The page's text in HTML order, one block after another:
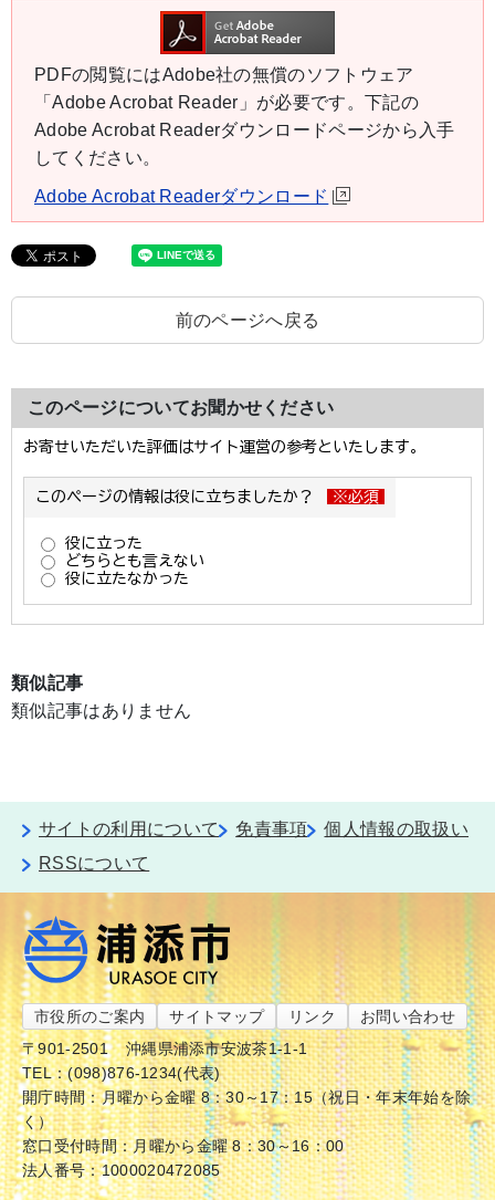
PDFの閲覧にはAdobe社の無償のソフトウェア
「Adobe Acrobat Reader」が必要です。下記の
Adobe Acrobat Readerダウンロードページから入手
してください。
Adobe Acrobat Readerダウンロード
前のページへ戻る
このページについてお聞かせください
類似記事
類似記事はありません
サイトの利用について 免責事項
個人情報の取扱い
RSSについて
市役所のご案内 サイトマップ リンク
お問い合わせ
〒901-2501
沖縄県浦添市安波茶1-1-1
TEL：(098)876-1234(代表)
開庁時間：月曜から金曜 8：30～17：15（祝日・年末年始を除
く）
窓口受付時間：月曜から金曜 8：30～16：00
法人番号：1000020472085